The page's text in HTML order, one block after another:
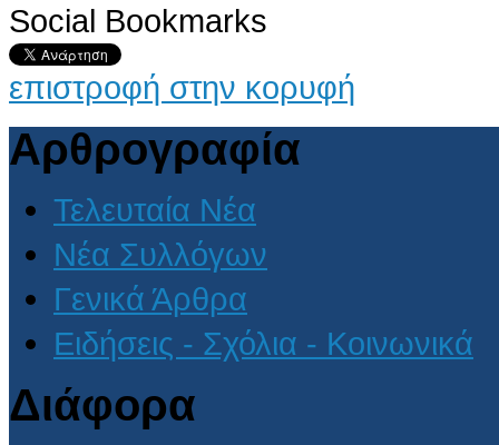
AdmirorGallery 4.5.0, author/s Vasiljevski& Kekeljevic
Social Bookmarks
επιστροφή στην κορυφή
Αρθρογραφία
Τελευταία Νέα
Νέα Συλλόγων
Γενικά Άρθρα
Ειδήσεις - Σχόλια - Κοινωνικά
Διάφορα